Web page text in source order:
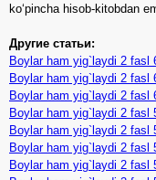
ko‘pincha hisob-kitobdan
Другие статьи:
Boylar ham yig`laydi 2 fasl
Boylar ham yig`laydi 2 fasl
Boylar ham yig`laydi 2 fasl
Boylar ham yig`laydi 2 fasl
Boylar ham yig`laydi 2 fasl
Boylar ham yig`laydi 2 fasl
Boylar ham yig`laydi 2 fasl